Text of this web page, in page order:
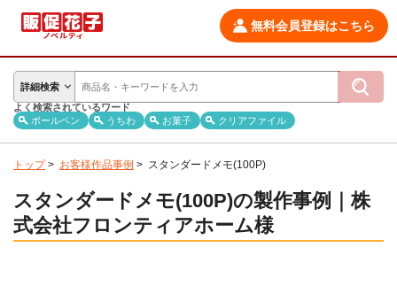
無料会員登録はこちら
詳細検索
よく検索されているワード
ボールペン
うちわ お菓子 クリアファイル
トップ> お客様作品事例 > スタンダードメモ(100P)
スタンダードメモ(100P)の製作事例｜株
式会社フロンティアホーム様